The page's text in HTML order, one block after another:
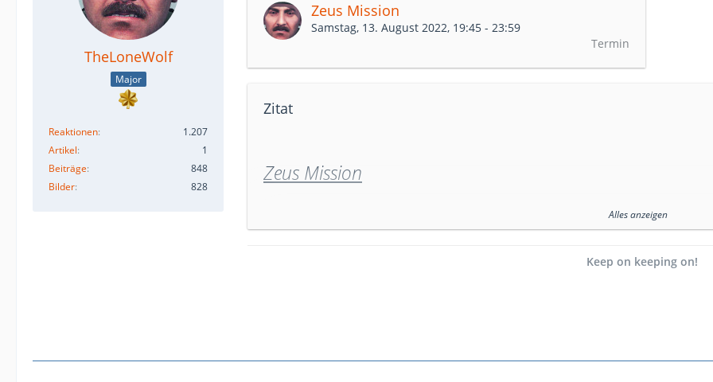
TheLoneWolf
Major
Reaktionen
1.207
Artikel
1
Beiträge
848
Bilder
828
Zeus Mission
Samstag, 13. August 2022, 19:45 - 23:59
Termin
Zitat
Zeus Mission
Sollten bis 24 Stunden vor Anmeldeschluss (Donnerstag 23:59 Uhr) keine weiteren
Alles anzeigen
Keep on keeping on!